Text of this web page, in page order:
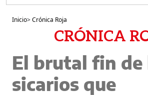
Inicio>Crónica Roja
CRÓNICA
El brutal fin de
sicarios que